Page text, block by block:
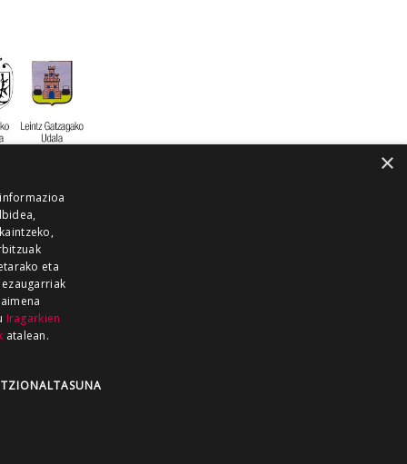
GUKA
GUKA ZUMAIA GUKA
×
eta
Iragarkien
atalean.